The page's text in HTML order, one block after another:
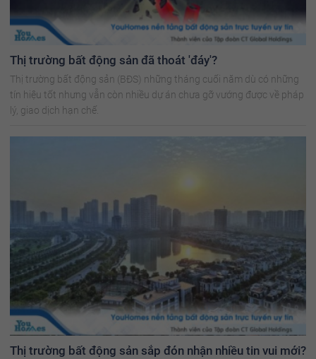
Thị trường bất động sản đã thoát 'đáy'?
Thị trường bất động sản (BĐS) những tháng cuối năm dù có những
tín hiệu tốt nhưng vẫn còn nhiều dự án chưa gỡ vướng được về pháp
lý, giao dịch hạn chế.
Thị trường bất động sản sắp đón nhận nhiều tin vui mới?